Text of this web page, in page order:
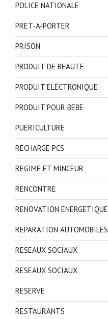
POLICE NATIONALE
PRET-A-PORTER
PRISON
PRODUIT DE BEAUTE
PRODUIT ELECTRONIQUE
PRODUIT POUR BEBE
PUERICULTURE
RECHARGE PCS
REGIME ET MINCEUR
RENCONTRE
RENOVATION ENERGETIQUE
REPARATION AUTOMOBILES
RESEAUX SOCIAUX
RESEAUX SOCIAUX
RESERVE
RESTAURANTS